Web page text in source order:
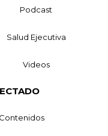
Podcast
Salud Ejecutiva
Videos